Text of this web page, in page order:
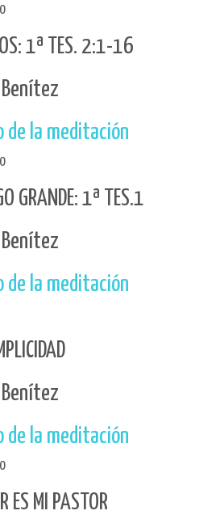
1ª TES. 2:1-16
Benítez
de la meditación
GRANDE: 1ª TES.1
Benítez
de la meditación
Benítez
de la meditación
ES MI PASTOR